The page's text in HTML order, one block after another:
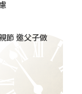
節 邀父子做